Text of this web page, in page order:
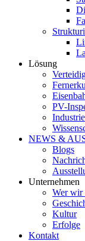
Lösung
PV-
NEWS &
Blogs
Unternehmen
Wer wir
Kultur
Erfolge
Kontakt